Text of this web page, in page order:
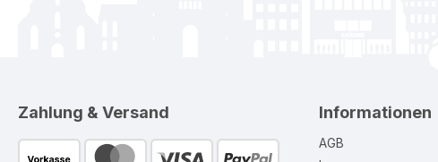
Zahlung & Versand Informationen
AGB